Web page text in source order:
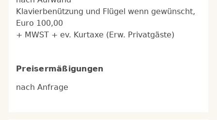
Klavierbenützung und Flügel wenn gewünscht,
Euro 100,00
+ MWST + ev. Kurtaxe (Erw. Privatgäste)
Preisermäßigungen
nach Anfrage